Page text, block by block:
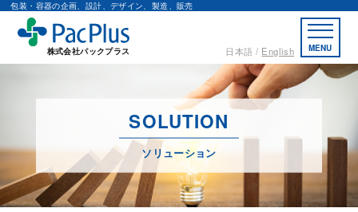
包装・容器の企画、設計、デザイン、製造、販売
株式会社パックプラス 日本語 English MENU
SOLUTION
ソリューション